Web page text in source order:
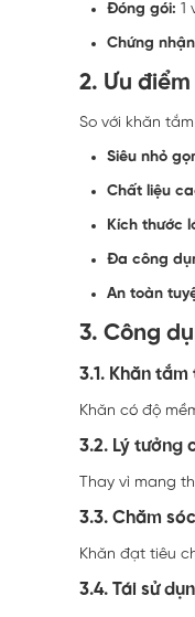
Đóng gói: 1
Chứng
2. Ưu
So với khăn
Siêu nhỏ
Chất liệu
Kích thước
Đa công
An toàn
3. Công
3.1. Khăn
Khăn có độ
3.2. Lý tưởng
Thay vì mang
3.3. Chăm
Khăn đạt tiêu
3.4. Tái sử